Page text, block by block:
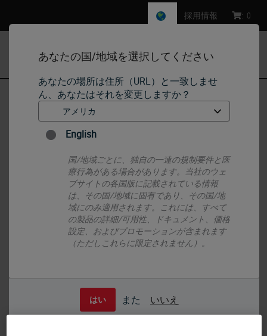
あなたの国/地域を選択してください
あなたの場所は住所（URL）と一致しませ
ん、あなたはそれを変更しますか？
English
国/地域ごとに、独自の一連の規制要件と医
療行為がある場合があります。当社のウェ
ブサイトの各国版に記載されている情報
は、その国/地域に固有であり、その国/地
域にのみ適用されます。これには、すべて
の製品の詳細/可用性、ドキュメント、価格
設定、およびプロモーションが含まれます
（ただしこれらに限定されません）。
はい また いいえ
採用情報 : 0
IHC & ISH • ISH Probes - Molecular Pathology
BOND CMV Probe